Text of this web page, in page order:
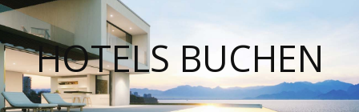
HOTELS BUCHEN